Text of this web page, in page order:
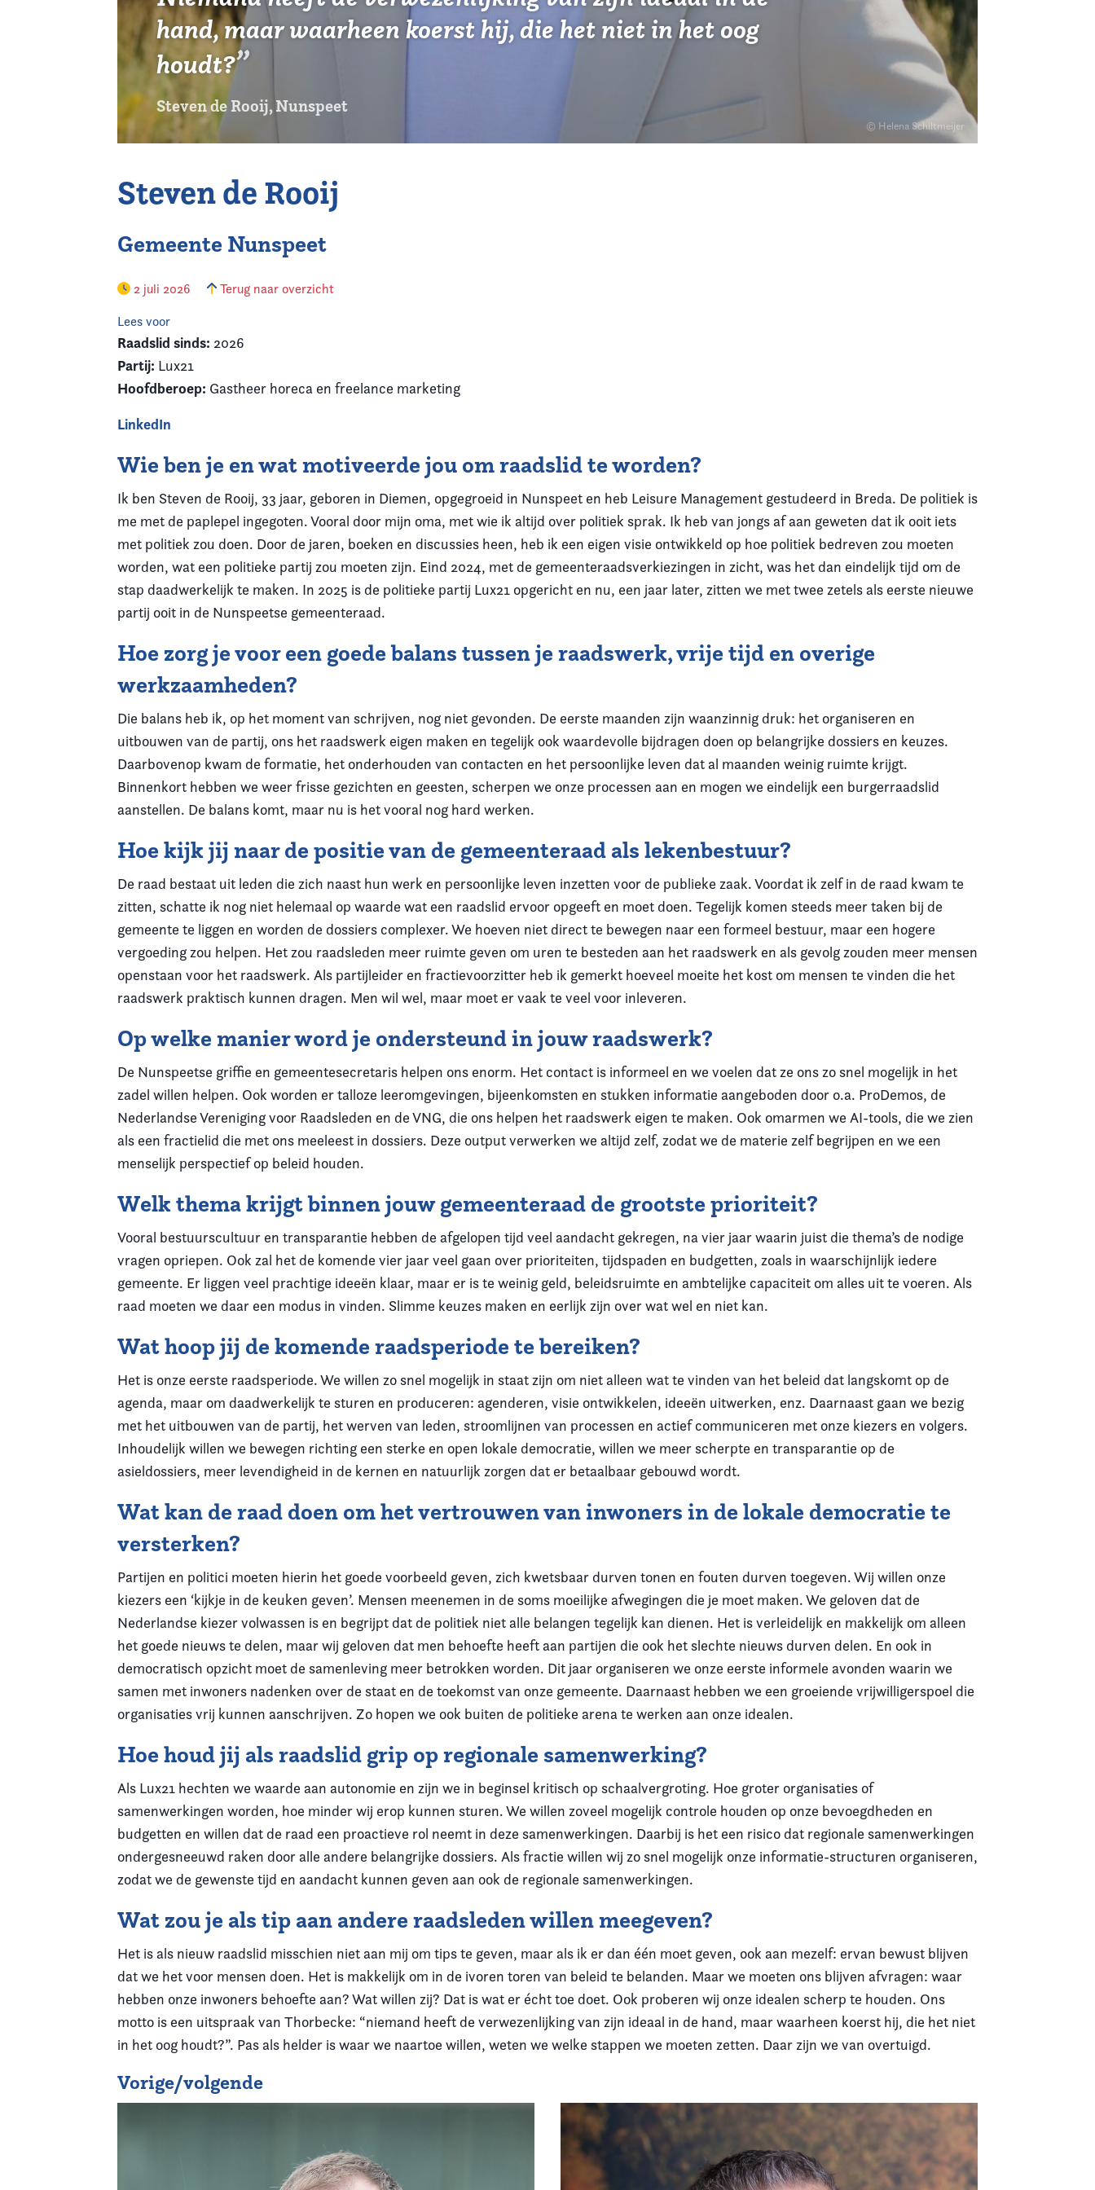
© Helena Schiltmeijer
hand, maar waarheen koerst hij, die het niet in het oog
houdt?
Steven de Rooij, Nunspeet
Steven de Rooij
Gemeente Nunspeet
2 juli 2026 Terug naar overzicht
Lees voor
Raadslid sinds: 2026
Partij: Lux21
Hoofdberoep: Gastheer horeca en freelance marketing
LinkedIn
Wie ben je en wat motiveerde jou om raadslid te worden?
Ik ben Steven de Rooij, 33 jaar, geboren in Diemen, opgegroeid in Nunspeet en heb Leisure Management gestudeerd in Breda. De politiek is
me met de paplepel ingegoten. Vooral door mijn oma, met wie ik altijd over politiek sprak. Ik heb van jongs af aan geweten dat ik ooit iets
met politiek zou doen. Door de jaren, boeken en discussies heen, heb ik een eigen visie ontwikkeld op hoe politiek bedreven zou moeten
worden, wat een politieke partij zou moeten zijn. Eind 2024, met de gemeenteraadsverkiezingen in zicht, was het dan eindelijk tijd om de
stap daadwerkelijk te maken. In 2025 is de politieke partij Lux21 opgericht en nu, een jaar later, zitten we met twee zetels als eerste nieuwe
partij ooit in de Nunspeetse gemeenteraad.
Hoe zorg je voor een goede balans tussen je raadswerk, vrije tijd en overige
werkzaamheden?
Die balans heb ik, op het moment van schrijven, nog niet gevonden. De eerste maanden zijn waanzinnig druk: het organiseren en
uitbouwen van de partij, ons het raadswerk eigen maken en tegelijk ook waardevolle bijdragen doen op belangrijke dossiers en keuzes.
Daarbovenop kwam de formatie, het onderhouden van contacten en het persoonlijke leven dat al maanden weinig ruimte krijgt.
Binnenkort hebben we weer frisse gezichten en geesten, scherpen we onze processen aan en mogen we eindelijk een burgerraadslid
aanstellen. De balans komt, maar nu is het vooral nog hard werken.
Hoe kijk jij naar de positie van de gemeenteraad als lekenbestuur?
De raad bestaat uit leden die zich naast hun werk en persoonlijke leven inzetten voor de publieke zaak. Voordat ik zelf in de raad kwam te
zitten, schatte ik nog niet helemaal op waarde wat een raadslid ervoor opgeeft en moet doen. Tegelijk komen steeds meer taken bij de
gemeente te liggen en worden de dossiers complexer. We hoeven niet direct te bewegen naar een formeel bestuur, maar een hogere
vergoeding zou helpen. Het zou raadsleden meer ruimte geven om uren te besteden aan het raadswerk en als gevolg zouden meer mensen
openstaan voor het raadswerk. Als partijleider en fractievoorzitter heb ik gemerkt hoeveel moeite het kost om mensen te vinden die het
raadswerk praktisch kunnen dragen. Men wil wel, maar moet er vaak te veel voor inleveren.
Op welke manier word je ondersteund in jouw raadswerk?
De Nunspeetse griffie en gemeentesecretaris helpen ons enorm. Het contact is informeel en we voelen dat ze ons zo snel mogelijk in het
zadel willen helpen. Ook worden er talloze leeromgevingen, bijeenkomsten en stukken informatie aangeboden door o.a. ProDemos, de
Nederlandse Vereniging voor Raadsleden en de VNG, die ons helpen het raadswerk eigen te maken. Ook omarmen we AI-tools, die we zien
als een fractielid die met ons meeleest in dossiers. Deze output verwerken we altijd zelf, zodat we de materie zelf begrijpen en we een
menselijk perspectief op beleid houden.
Welk thema krijgt binnen jouw gemeenteraad de grootste prioriteit?
Vooral bestuurscultuur en transparantie hebben de afgelopen tijd veel aandacht gekregen, na vier jaar waarin juist die thema’s de nodige
vragen opriepen. Ook zal het de komende vier jaar veel gaan over prioriteiten, tijdspaden en budgetten, zoals in waarschijnlijk iedere
gemeente. Er liggen veel prachtige ideeën klaar, maar er is te weinig geld, beleidsruimte en ambtelijke capaciteit om alles uit te voeren. Als
raad moeten we daar een modus in vinden. Slimme keuzes maken en eerlijk zijn over wat wel en niet kan.
Wat hoop jij de komende raadsperiode te bereiken?
Het is onze eerste raadsperiode. We willen zo snel mogelijk in staat zijn om niet alleen wat te vinden van het beleid dat langskomt op de
agenda, maar om daadwerkelijk te sturen en produceren: agenderen, visie ontwikkelen, ideeën uitwerken, enz. Daarnaast gaan we bezig
met het uitbouwen van de partij, het werven van leden, stroomlijnen van processen en actief communiceren met onze kiezers en volgers.
Inhoudelijk willen we bewegen richting een sterke en open lokale democratie, willen we meer scherpte en transparantie op de
asieldossiers, meer levendigheid in de kernen en natuurlijk zorgen dat er betaalbaar gebouwd wordt.
Wat kan de raad doen om het vertrouwen van inwoners in de lokale democratie te
versterken?
Partijen en politici moeten hierin het goede voorbeeld geven, zich kwetsbaar durven tonen en fouten durven toegeven. Wij willen onze
kiezers een ‘kijkje in de keuken geven’. Mensen meenemen in de soms moeilijke afwegingen die je moet maken. We geloven dat de
Nederlandse kiezer volwassen is en begrijpt dat de politiek niet alle belangen tegelijk kan dienen. Het is verleidelijk en makkelijk om alleen
het goede nieuws te delen, maar wij geloven dat men behoefte heeft aan partijen die ook het slechte nieuws durven delen. En ook in
democratisch opzicht moet de samenleving meer betrokken worden. Dit jaar organiseren we onze eerste informele avonden waarin we
samen met inwoners nadenken over de staat en de toekomst van onze gemeente. Daarnaast hebben we een groeiende vrijwilligerspoel die
organisaties vrij kunnen aanschrijven. Zo hopen we ook buiten de politieke arena te werken aan onze idealen.
Hoe houd jij als raadslid grip op regionale samenwerking?
Als Lux21 hechten we waarde aan autonomie en zijn we in beginsel kritisch op schaalvergroting. Hoe groter organisaties of
samenwerkingen worden, hoe minder wij erop kunnen sturen. We willen zoveel mogelijk controle houden op onze bevoegdheden en
budgetten en willen dat de raad een proactieve rol neemt in deze samenwerkingen. Daarbij is het een risico dat regionale samenwerkingen
ondergesneeuwd raken door alle andere belangrijke dossiers. Als fractie willen wij zo snel mogelijk onze informatie-structuren organiseren,
zodat we de gewenste tijd en aandacht kunnen geven aan ook de regionale samenwerkingen.
Wat zou je als tip aan andere raadsleden willen meegeven?
Het is als nieuw raadslid misschien niet aan mij om tips te geven, maar als ik er dan één moet geven, ook aan mezelf: ervan bewust blijven
dat we het voor mensen doen. Het is makkelijk om in de ivoren toren van beleid te belanden. Maar we moeten ons blijven afvragen: waar
hebben onze inwoners behoefte aan? Wat willen zij? Dat is wat er écht toe doet. Ook proberen wij onze idealen scherp te houden. Ons
motto is een uitspraak van Thorbecke: “niemand heeft de verwezenlijking van zijn ideaal in de hand, maar waarheen koerst hij, die het niet
in het oog houdt?”. Pas als helder is waar we naartoe willen, weten we welke stappen we moeten zetten. Daar zijn we van overtuigd.
Vorige/volgende